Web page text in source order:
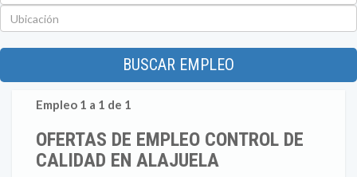
BUSCAR EMPLEO
Empleo 1 a 1 de 1
OFERTAS DE EMPLEO CONTROL DE
CALIDAD EN ALAJUELA